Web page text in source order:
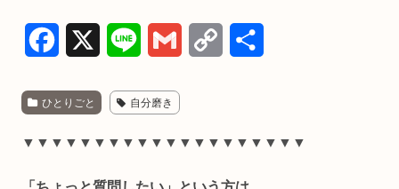
c
e
n
e i y
L
ひとりごと 自分磨き
▼▼▼▼▼▼▼▼▼▼▼▼▼▼▼▼▼▼▼▼